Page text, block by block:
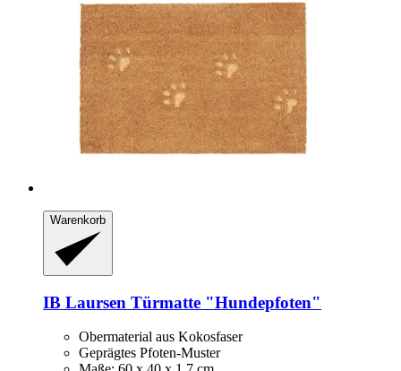
Warenkorb
IB Laursen Türmatte "Hundepfoten"
Obermaterial aus Kokosfaser
Geprägtes Pfoten-Muster